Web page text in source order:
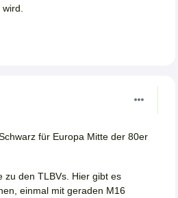
für Europa Mitte der 80er
zu den TLBVs. Hier gibt es
einmal mit geraden M16